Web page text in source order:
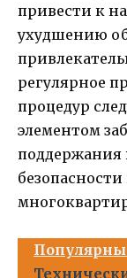
привести к
ухудшению
регулярное
процедур
элементом
поддержания